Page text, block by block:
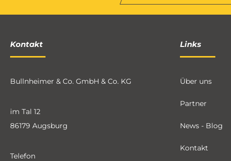
Kontakt
Bullnheimer & Co. GmbH & Co. KG
im Tal 12
86179 Augsburg
Telefon
Links
Über uns
Partner
News - Blog
Kontakt